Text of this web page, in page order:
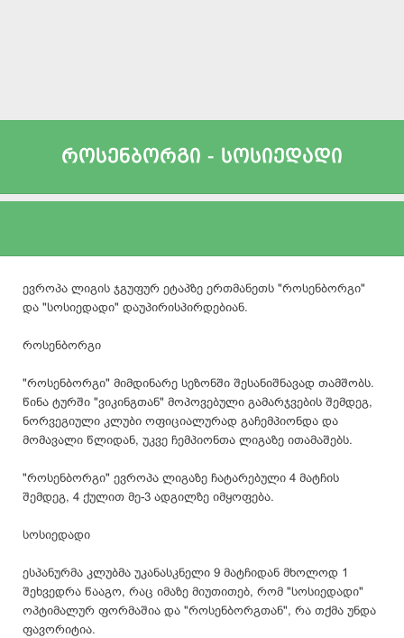
როსენბორგი - სოსიედადი
ევროპა ლიგის ჯგუფურ ეტაპზე ერთმანეთს "როსენბორგი"
და "სოსიედადი" დაუპირისპირდებიან.
როსენბორგი
"როსენბორგი" მიმდინარე სეზონში შესანიშნავად თამშობს.
წინა ტურში "ვიკინგთან" მოპოვებული გამარჯვების შემდეგ,
ნორვეგიული კლუბი ოფიციალურად გაჩემპიონდა და
მომავალი წლიდან, უკვე ჩემპიონთა ლიგაზე ითამაშებს.
"როსენბორგი" ევროპა ლიგაზე ჩატარებული 4 მატჩის
შემდეგ, 4 ქულით მე-3 ადგილზე იმყოფება.
სოსიედადი
ესპანურმა კლუბმა უკანასკნელი 9 მატჩიდან მხოლოდ 1
შეხვედრა წააგო, რაც იმაზე მიუთითებ, რომ "სოსიედადი"
ოპტიმალურ ფორმაშია და "როსენბორგთან", რა თქმა უნდა
ფავორიტია.